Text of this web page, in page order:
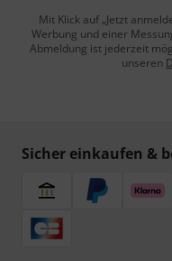
Mit Klick auf „Jetzt
Werbung und einer
Abmeldung ist jederzeit
unseren
Sicher einkaufen &